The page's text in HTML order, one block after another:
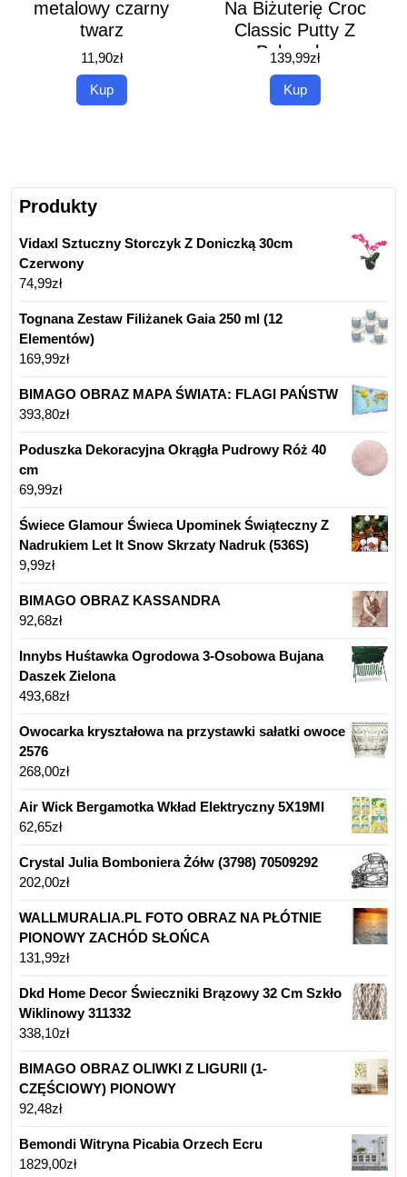
metalowy czarny
twarz
11,90zł
Kup
Na Biżuterię Croc
Classic Putty Z
Pokrywką
139,99zł
Kup
Produkty
Vidaxl Sztuczny Storczyk Z Doniczką 30cm
Czerwony
74,99zł
Tognana Zestaw Filiżanek Gaia 250 ml (12
Elementów)
169,99zł
BIMAGO OBRAZ MAPA ŚWIATA: FLAGI PAŃSTW
393,80zł
Poduszka Dekoracyjna Okrągła Pudrowy Róż 40
cm
69,99zł
Świece Glamour Świeca Upominek Świąteczny Z
Nadrukiem Let It Snow Skrzaty Nadruk (536S)
9,99zł
BIMAGO OBRAZ KASSANDRA
92,68zł
Innybs Huśtawka Ogrodowa 3-Osobowa Bujana
Daszek Zielona
493,68zł
Owocarka kryształowa na przystawki sałatki owoce
2576
268,00zł
Air Wick Bergamotka Wkład Elektryczny 5X19Ml
62,65zł
Crystal Julia Bomboniera Żółw (3798) 70509292
202,00zł
WALLMURALIA.PL FOTO OBRAZ NA PŁÓTNIE
PIONOWY ZACHÓD SŁOŃCA
131,99zł
Dkd Home Decor Świeczniki Brązowy 32 Cm Szkło
Wiklinowy 311332
338,10zł
BIMAGO OBRAZ OLIWKI Z LIGURII (1-
CZĘŚCIOWY) PIONOWY
92,48zł
Bemondi Witryna Picabia Orzech Ecru
1829,00zł